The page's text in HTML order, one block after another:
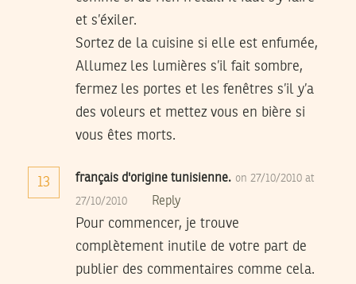
et s’éxiler.
Sortez de la cuisine si elle est enfumée,
Allumez les lumières s’il fait sombre,
fermez les portes et les fenêtres s’il y’a
des voleurs et mettez vous en bière si
vous êtes morts.
13 français d'origine tunisienne. on 27/10/2010 at
27/10/2010 Reply
Pour commencer, je trouve
complètement inutile de votre part de
publier des commentaires comme cela.